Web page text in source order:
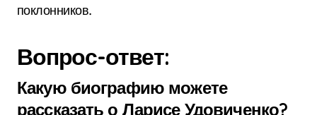
поклонников.
Вопрос-ответ:
Какую биографию можете
рассказать о Ларисе Удовиченко?